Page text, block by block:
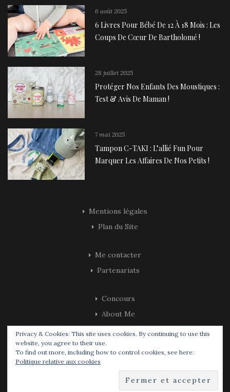
6 août 2025
6 Livres Pour Bébé De 12 À 18 Mois : Les
Coups De Cœur De Bartholomé !
28 juillet 2025
Protéger Nos Enfants Des Moustiques :
Test & Avis De Maman !
7 mai 2025
Tampon C-TAKI : L’allié Fun Pour
Marquer Les Affaires De Nos Petits !
Mentions légales
Plan du Site
Me contacter
Partenariats
Concours
About Me
© 2019 All Rights Reserved.
Privacy & Cookies: This site uses cookies. By continuing to use this
website, you agree to their use.
To find out more, including how to control cookies, see here:
Politique relative aux cookies